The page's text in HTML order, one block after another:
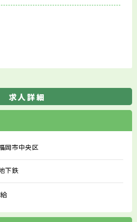
求人詳細
岡市中央区
下鉄